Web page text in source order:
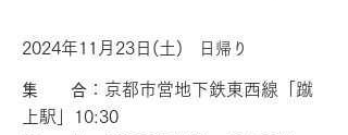
2024年11 月23日(土) ​ 日帰り
集 合 ：京都市営地下鉄東西線「蹴
上駅」10:30